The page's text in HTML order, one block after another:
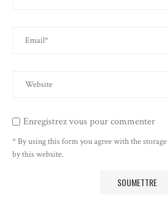
Enregistrez vous pour commenter
* By using this form you agree with the
by this website.